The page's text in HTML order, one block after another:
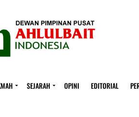
SEJARAH OPINI EDITORIAL